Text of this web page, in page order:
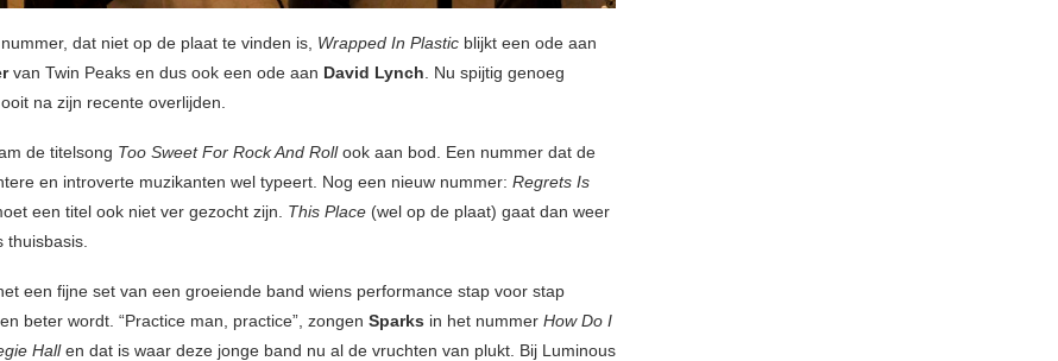
dat niet op de plaat te vinden is, Wrapped In Plastic blijkt een ode aan
van Twin Peaks en dus ook een ode aan David Lynch . Nu spijtig genoeg
na zijn recente overlijden.
de titelsong Too Sweet For Rock And Rollook aan bod. Een nummer dat de
en introverte muzikanten wel typeert. Nog een nieuw nummer: Regrets Is
een titel ook niet ver gezocht zijn. This Place (wel op de plaat) gaat dan weer
thuisbasis.
een fijne set van een groeiende band wiens performance stap voor stap
beter wordt. “Practice man, practice”, zongen Sparks in het nummer How Do I
Hallen dat is waar deze jonge band nu al de vruchten van plukt. Bij Luminous